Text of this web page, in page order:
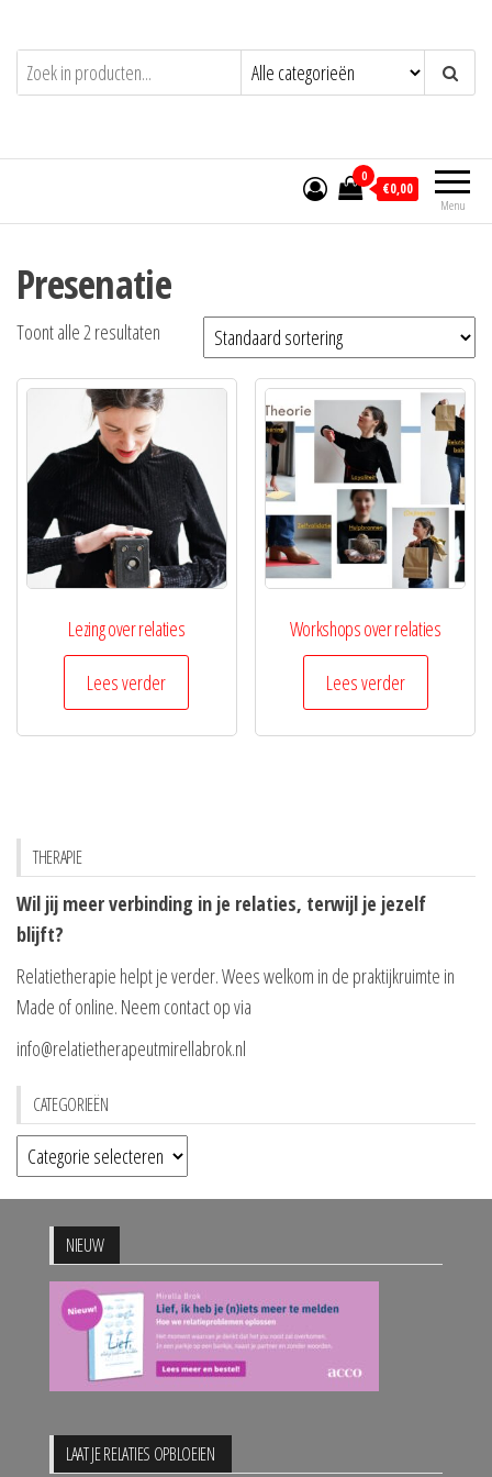
naar
Menu
0
€0,00
Presenatie
Toont alle 2 resultaten
Lezing over relaties
Lees verder
Workshops over relaties
Lees verder
THERAPIE
Wil jij meer verbinding in je relaties, terwijl je jezelf
blijft?
Relatietherapie helpt je verder. Wees welkom in de praktijkruimte in
Made of online. Neem contact op via
info@relatietherapeutmirellabrok.nl
CATEGORIEËN
Categorieën
NIEUW
LAAT JE RELATIES OPBLOEIEN